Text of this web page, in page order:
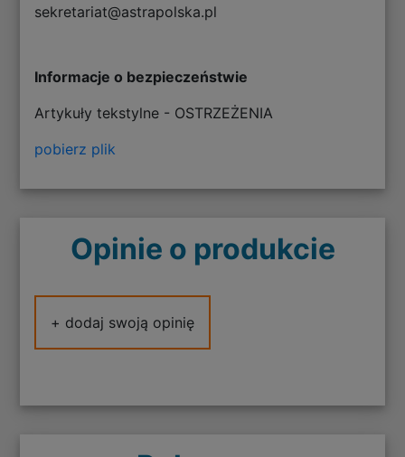
sekretariat@astrapolska.pl
Informacje o bezpieczeństwie
Artykuły tekstylne - OSTRZEŻENIA
pobierz plik
Opinie o produkcie
+ dodaj swoją opinię